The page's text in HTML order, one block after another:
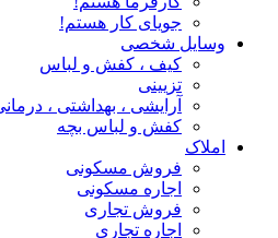
جویای کار هستم!
وسایل شخصی
کیف ، کفش و لباس
تزیینی
آرایشی ، بهداشتی ، درمانی
کفش و لباس بچه
املاک
فروش مسکونی
اجاره مسکونی
فروش تجاری
اجاره تجاری